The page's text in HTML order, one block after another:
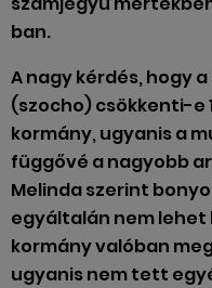
ban.
A nagy kérdés, hogy
(szocho) csökkenti-e
kormány, ugyanis a
függővé a nagyobb
Melinda szerint
egyáltalán nem lehet
kormány valóban
ugyanis nem tett